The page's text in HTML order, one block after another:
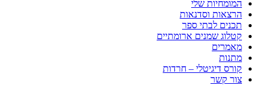
המומחיות שלי
הרצאות וסדנאות
תכנים לבתי ספר
קטלוג שמנים ארומתיים
מאמרים
מתנות
קורס דיגיטלי – חרדות
צור קשר